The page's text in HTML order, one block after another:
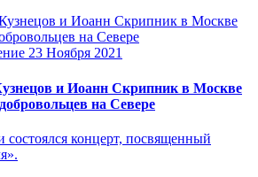
23 Ноября 2021
и Иоанн Скрипник в Москве
на Севере
состоялся концерт, посвященный